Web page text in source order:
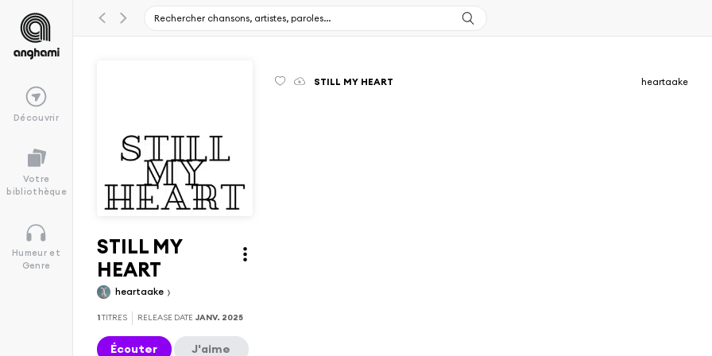
Découvrir
Votre
bibliothèque
Humeur et
Genre
STILL MY
HEART
heartaake
1TITRES RELEASE DATE JANV. 2025
Écouter J'aime
STILL MY HEART heartaake